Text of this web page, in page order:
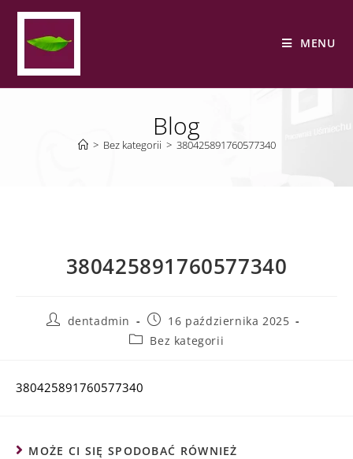
MENU
Blog
> Bez kategorii > 380425891760577340
380425891760577340
dentadmin
16 października 2025
Bez kategorii
380425891760577340
MOŻE CI SIĘ SPODOBAĆ RÓWNIEŻ